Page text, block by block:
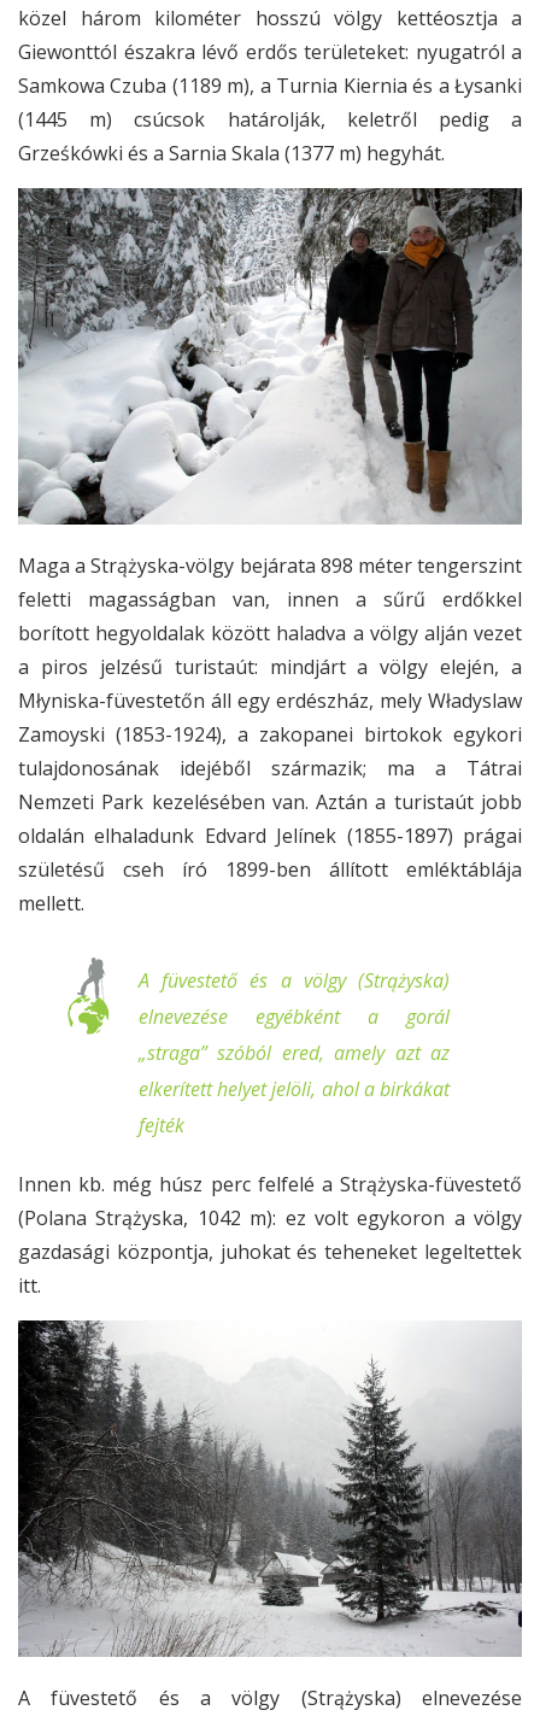
közel három kilométer hosszú völgy kettéosztja a
Giewonttól északra lévő erdős területeket: nyugatról a
Samkowa Czuba (1189 m), a Turnia Kiernia és a Łysanki
(1445 m) csúcsok határolják, keletről pedig a
Grześkówki és a Sarnia Skala (1377 m) hegyhát.
Maga a Strążyska-völgy bejárata 898 méter tengerszint
feletti magasságban van, innen a sűrű erdőkkel
borított hegyoldalak között haladva a völgy alján vezet
a piros jelzésű turistaút: mindjárt a völgy elején, a
Młyniska-füvestetőn áll egy erdészház, mely Władyslaw
Zamoyski (1853-1924), a zakopanei birtokok egykori
tulajdonosának idejéből származik; ma a Tátrai
Nemzeti Park kezelésében van. Aztán a turistaút jobb
oldalán elhaladunk Edvard Jelínek (1855-1897) prágai
születésű cseh író 1899-ben állított emléktáblája
mellett.
A füvestető és a völgy (Strążyska)
elnevezése egyébként a gorál
„straga” szóból ered, amely azt az
elkerített helyet jelöli, ahol a birkákat
fejték
Innen kb. még húsz perc felfelé a Strążyska-füvestető
(Polana Strążyska, 1042 m): ez volt egykoron a völgy
gazdasági központja, juhokat és teheneket legeltettek
itt.
A füvestető és a völgy (Strążyska) elnevezése